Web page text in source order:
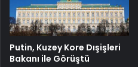
Putin, Kuzey Kore Dışişleri
Bakanı ile Görüştü